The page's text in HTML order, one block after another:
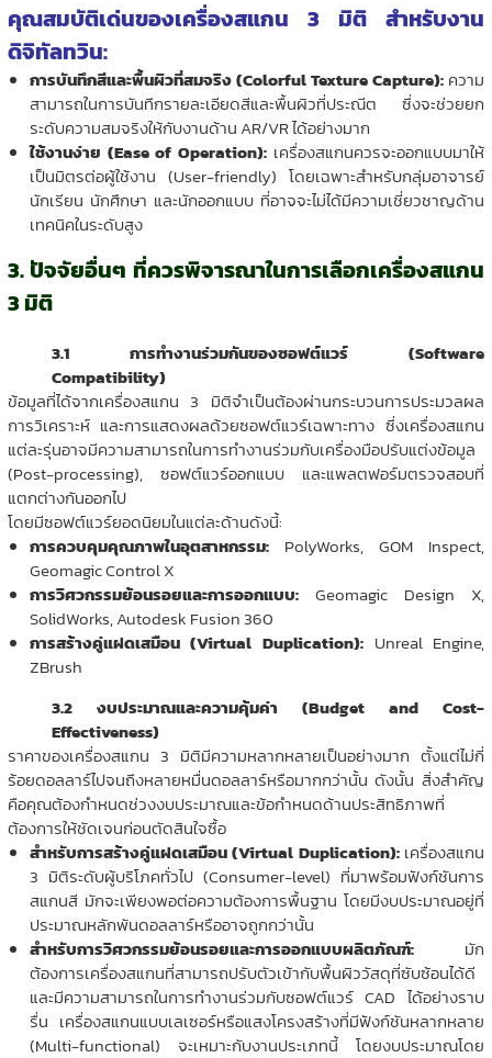
คุณสมบัติเด่นของเครื่องสแกน 3 มิติ สำหรับงาน
ดิจิทัลทวิน:
การบันทึกสีและพื้นผิวที่สมจริง (Colorful Texture Capture): ความ
สามารถในการบันทึกรายละเอียดสีและพื้นผิวที่ประณีต ซึ่งจะช่วยยก
ระดับความสมจริงให้กับงานด้าน AR/VR ได้อย่างมาก
ใช้งานง่าย (Ease of Operation): เครื่องสแกนควรจะออกแบบมาให้
เป็นมิตรต่อผู้ใช้งาน (User-friendly) โดยเฉพาะสำหรับกลุ่มอาจารย์
นักเรียน นักศึกษา และนักออกแบบ ที่อาจจะไม่ได้มีความเชี่ยวชาญด้าน
เทคนิคในระดับสูง
3. ปัจจัยอื่นๆ ที่ควรพิจารณาในการเลือกเครื่องสแกน
3 มิติ
3.1 การทำงานร่วมกันของซอฟต์แวร์ (Software
Compatibility)
ข้อมูลที่ได้จากเครื่องสแกน 3 มิติจำเป็นต้องผ่านกระบวนการประมวลผล
การวิเคราะห์ และการแสดงผลด้วยซอฟต์แวร์เฉพาะทาง ซึ่งเครื่องสแกน
แต่ละรุ่นอาจมีความสามารถในการทำงานร่วมกับเครื่องมือปรับแต่งข้อมูล
(Post-processing), ซอฟต์แวร์ออกแบบ และแพลตฟอร์มตรวจสอบที่
แตกต่างกันออกไป
โดยมีซอฟต์แวร์ยอดนิยมในแต่ละด้านดังนี้:
การควบคุมคุณภาพในอุตสาหกรรม:PolyWorks, GOM Inspect,
Geomagic Control X
การวิศวกรรมย้อนรอยและการออกแบบ:Geomagic Design X,
SolidWorks, Autodesk Fusion 360
การสร้างคู่แฝดเสมือน (Virtual Duplication): Unreal Engine,
ZBrush
3.2 งบประมาณและความคุ้มค่า (Budget and Cost-
Effectiveness)
ราคาของเครื่องสแกน 3 มิติมีความหลากหลายเป็นอย่างมาก ตั้งแต่ไม่กี่
ร้อยดอลลาร์ไปจนถึงหลายหมื่นดอลลาร์หรือมากกว่านั้น ดังนั้น สิ่งสำคัญ
คือคุณต้องกำหนดช่วงงบประมาณและข้อกำหนดด้านประสิทธิภาพที่
ต้องการให้ชัดเจนก่อนตัดสินใจซื้อ
สำหรับการสร้างคู่แฝดเสมือน (Virtual Duplication):เครื่องสแกน
3 มิติระดับผู้บริโภคทั่วไป (Consumer-level) ที่มาพร้อมฟังก์ชันการ
สแกนสี มักจะเพียงพอต่อความต้องการพื้นฐาน โดยมีงบประมาณอยู่ที่
ประมาณหลักพันดอลลาร์หรืออาจถูกกว่านั้น
สำหรับการวิศวกรรมย้อนรอยและการออกแบบผลิตภัณฑ์:มัก
ต้องการเครื่องสแกนที่สามารถปรับตัวเข้ากับพื้นผิววัสดุที่ซับซ้อนได้ดี
และมีความสามารถในการทำงานร่วมกับซอฟต์แวร์ CAD ได้อย่างราบ
รื่น เครื่องสแกนแบบเลเซอร์หรือแสงโครงสร้างที่มีฟังก์ชันหลากหลาย
(Multi-functional) จะเหมาะกับงานประเภทนี้ โดยงบประมาณโดย